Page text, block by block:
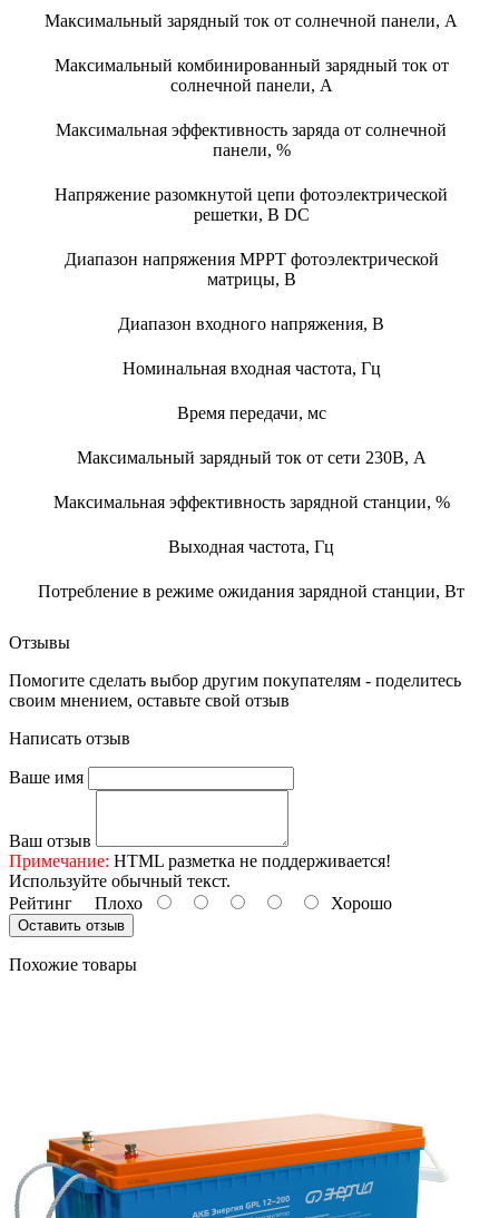
Максимальный зарядный ток от солнечной панели, А
Максимальный комбинированный зарядный ток от
солнечной панели, А
Максимальная эффективность заряда от солнечной
панели, %
Напряжение разомкнутой цепи фотоэлектрической
решетки, В DC
Диапазон напряжения MPPT фотоэлектрической
матрицы, В
Диапазон входного напряжения, В
Номинальная входная частота, Гц
Время передачи, мс
Максимальный зарядный ток от сети 230В, А
Максимальная эффективность зарядной станции, %
Выходная частота, Гц
Потребление в режиме ожидания зарядной станции, Вт
Отзывы
Помогите сделать выбор другим покупателям - поделитесь
своим мнением, оставьте свой отзыв
Написать отзыв
Ваше имя
Ваш отзыв
Примечание: HTML разметка не поддерживается!
Используйте обычный текст.
Рейтинг Плохо Хорошо
Оставить отзыв
Похожие товары